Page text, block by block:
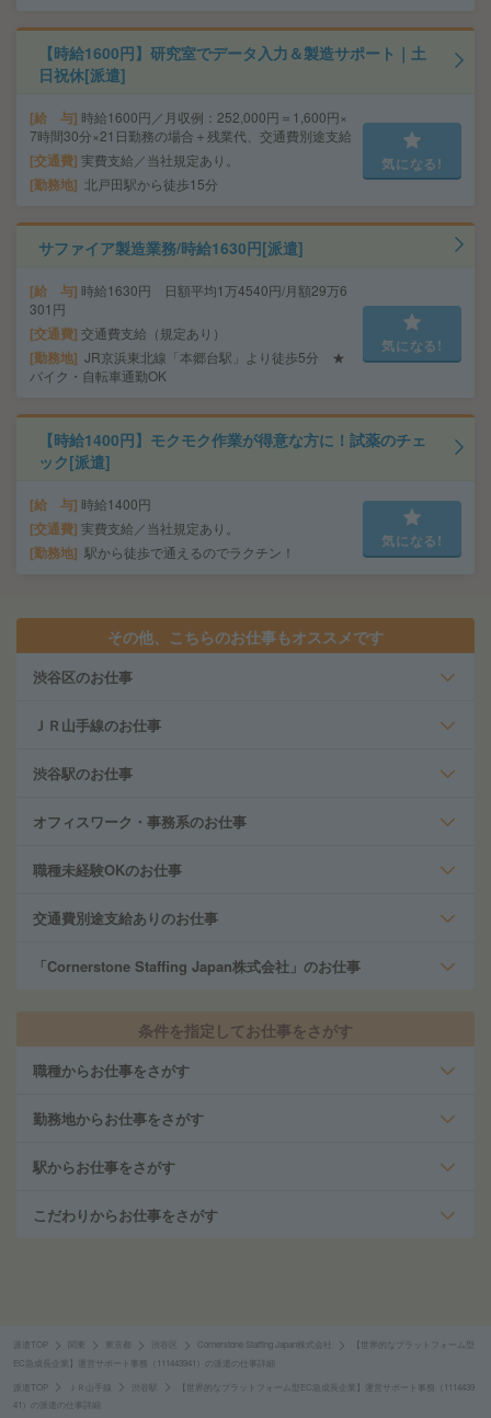
【時給1600円】研究室でデータ入力＆製造サポート｜土
日祝休[派遣]
給 与 時給1600円／月収例：252,000円＝1,600円×
7時間30分×21日勤務の場合＋残業代、交通費別途支給
交通費 実費支給／当社規定あり。
勤務地 北戸田駅から徒歩15分
気になる!
サファイア製造業務/時給1630円[派遣]
給 与 時給1630円 日額平均1万4540円/月額29万6
301円
交通費 交通費支給（規定あり）
勤務地 JR京浜東北線「本郷台駅」より徒歩5分 ★
バイク・自転車通勤OK
気になる!
【時給1400円】モクモク作業が得意な方に！試薬のチェ
ック[派遣]
給 与 時給1400円
交通費 実費支給／当社規定あり。
勤務地 駅から徒歩で通えるのでラクチン！
気になる!
その他、こちらのお仕事もオススメです
渋谷区のお仕事
ＪＲ山手線のお仕事
渋谷駅のお仕事
オフィスワーク・事務系のお仕事
職種未経験OKのお仕事
交通費別途支給ありのお仕事
「Cornerstone Staffing Japan株式会社」のお仕事
条件を指定してお仕事をさがす
職種からお仕事をさがす
勤務地からお仕事をさがす
駅からお仕事をさがす
こだわりからお仕事をさがす
派遣TOP 東京都 渋谷区 Cornerstone Staffing Japan株式会社
【世界的なプラットフォーム型
EC急成長企業】運営サポート事務（111443941）の派遣の仕事詳細
派遣TOP ＪＲ山手線 渋谷駅
【世界的なプラットフォーム型EC急成長企業】運営サポート事務（1114439
41）の派遣の仕事詳細